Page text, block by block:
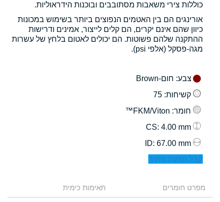
כוללות צירי משאבות מסתובבים ובוכנות הידראוליות.
אורינגים הם בין האטמים הנפוצים ביותר בשימוש במכונות
כיוון שהם אינם יקרים, הם קלים לייצור, אמינים ודרישות
ההתקנה שלהם פשוטות. הם יכולים לאטום בלחץ של עשרות
מגה-פסקל (אלפי psi).
צבע: חום-Brown
קשיחות: 75
חומר: FKM/Viton™
: 4.00 mm
: 67.00 mm
קבל הצעת מחיר
מפרט חומרים תאימות כימית